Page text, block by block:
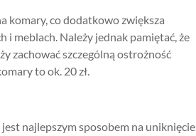
komary, co dodatkowo zwiększa
i meblach. Należy jednak pamiętać, że
zachować szczególną ostrożność
to ok. 20 zł.
najlepszym sposobem na uniknięcie